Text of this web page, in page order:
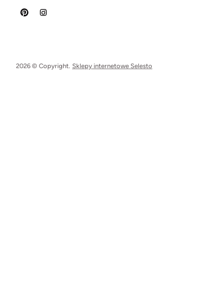
2026 © Copyright. Sklepy internetowe Selesto